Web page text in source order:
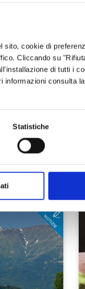
sito, cookie di
Cliccando su
di tutti i
informazioni consulta
Statistiche
di Toni
da Atene
suggestivi
si
Alte Valli